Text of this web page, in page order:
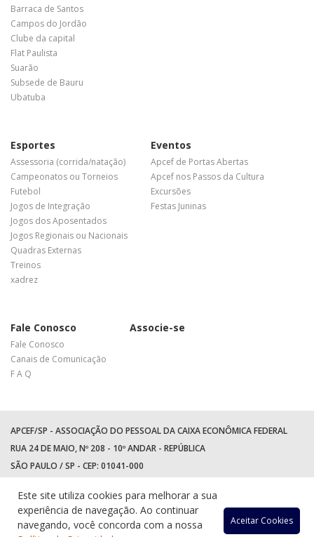
Barraca de Santos
Campos do Jordão
Clube da capital
Flat Paulista
Suarão
Subsede de Bauru
Ubatuba
Esportes
Assessoria (corrida/natação)
Campeonatos ou Torneios
Futebol
Jogos de Integração
Jogos dos Aposentados
Jogos Regionais ou Nacionais
Quadras Externas
Treinos
xadrez
Eventos
Apcef de Portas Abertas
Apcef nos Passos da Cultura
Excursões
Festas Juninas
Fale Conosco
Fale Conosco
Canais de Comunicação
F A Q
Associe-se
APCEF/SP - ASSOCIAÇÃO DO PESSOAL DA CAIXA ECONÔMICA FEDERAL
RUA 24 DE MAIO, Nº 208 - 10º ANDAR - REPÚBLICA
SÃO PAULO / SP - CEP: 01041-000
WhatsApp: (11) 94597-5758
Acessar
Acessar
Este site utiliza cookies para melhorar a sua
experiência de navegação. Ao continuar
navegando, você concorda com a nossa
Aceitar Cookies